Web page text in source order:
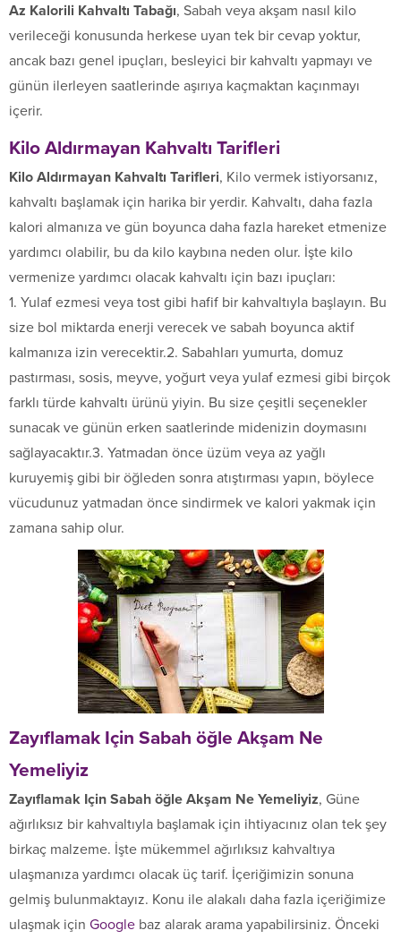
Az Kalorili Kahvaltı Tabağı, Sabah veya akşam nasıl kilo
verileceği konusunda herkese uyan tek bir cevap yoktur,
ancak bazı genel ipuçları, besleyici bir kahvaltı yapmayı ve
günün ilerleyen saatlerinde aşırıya kaçmaktan kaçınmayı
içerir.
Kilo Aldırmayan Kahvaltı Tarifleri
Kilo Aldırmayan Kahvaltı Tarifleri, Kilo vermek istiyorsanız,
kahvaltı başlamak için harika bir yerdir. Kahvaltı, daha fazla
kalori almanıza ve gün boyunca daha fazla hareket etmenize
yardımcı olabilir, bu da kilo kaybına neden olur. İşte kilo
vermenize yardımcı olacak kahvaltı için bazı ipuçları:
1. Yulaf ezmesi veya tost gibi hafif bir kahvaltıyla başlayın. Bu
size bol miktarda enerji verecek ve sabah boyunca aktif
kalmanıza izin verecektir.2. Sabahları yumurta, domuz
pastırması, sosis, meyve, yoğurt veya yulaf ezmesi gibi birçok
farklı türde kahvaltı ürünü yiyin. Bu size çeşitli seçenekler
sunacak ve günün erken saatlerinde midenizin doymasını
sağlayacaktır.3. Yatmadan önce üzüm veya az yağlı
kuruyemiş gibi bir öğleden sonra atıştırması yapın, böylece
vücudunuz yatmadan önce sindirmek ve kalori yakmak için
zamana sahip olur.
Zayıflamak Için Sabah öğle Akşam Ne
Yemeliyiz
Zayıflamak Için Sabah öğle Akşam Ne Yemeliyiz, Güne
ağırlıksız bir kahvaltıyla başlamak için ihtiyacınız olan tek şey
birkaç malzeme. İşte mükemmel ağırlıksız kahvaltıya
ulaşmanıza yardımcı olacak üç tarif. İçeriğimizin sonuna
gelmiş bulunmaktayız. Konu ile alakalı daha fazla içeriğimize
ulaşmak için Google baz alarak arama yapabilirsiniz. Önceki